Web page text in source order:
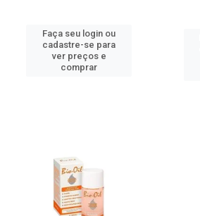
Faça seu login ou
cadastre-se para
ver preços e
comprar